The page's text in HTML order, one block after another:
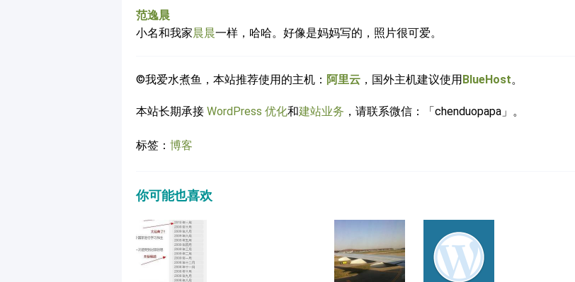
范逸晨
小名和我家晨晨一样，哈哈。好像是妈妈写的，照片很可爱。
©我爱水煮鱼，本站推荐使用的主机： 阿里云 ，国外主机建议使用BlueHost。
本站长期承接 WordPress 优化和建站业务 ，请联系微信：「chenduopapa」。
标签： 博客
你可能也喜欢